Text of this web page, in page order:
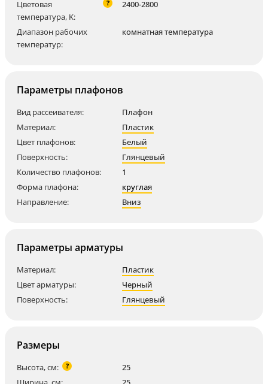
Цветовая
температура, K:
? 2400-2800
Диапазон рабочих
температур:
комнатная температура
Параметры плафонов
Вид рассеивателя:
Плафон
Материал:
Пластик
Цвет плафонов:
Белый
Поверхность:
Глянцевый
Количество плафонов:
1
Форма плафона:
круглая
Направление:
Вниз
Параметры арматуры
Материал:
Пластик
Цвет арматуры:
Черный
Поверхность:
Глянцевый
Размеры
Высота, см: ?
25